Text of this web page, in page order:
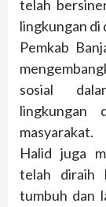
telah
lingkungan di
Pemkab
sosial
lingkungan
masyarakat.
Halid juga
telah diraih
tumbuh dan